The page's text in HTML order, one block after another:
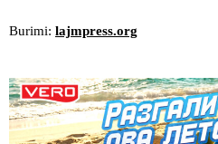
Burimi: lajmpress.org